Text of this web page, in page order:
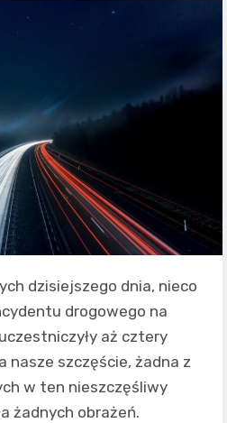
dzisiejszego dnia, nieco
drogowego na
aż cztery
nasze szczęście, żadna z
w ten nieszczęśliwy
żadnych obrażeń.